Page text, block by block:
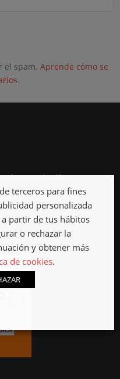
el spam.Aprende cómo se
de comunicación
qué son y qué ventajas
terceros para fines
personalizada
partir de tus hábitos
o rechazar la
y obtener más
de cookies.